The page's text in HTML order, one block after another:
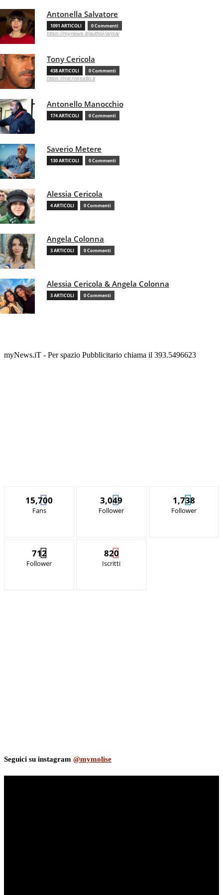
Antonella Salvatore
1091 ARTICOLI 0 Commenti
https://mynews.it/author/ansa/
Tony Cericola
438 ARTICOLI 0 Commenti
https://microstudio.it
Antonello Manocchio
174 ARTICOLI 0 Commenti
Saverio Metere
130 ARTICOLI 0 Commenti
Alessia Cericola
4 ARTICOLI 0 Commenti
Angela Colonna
3 ARTICOLI 0 Commenti
Alessia Cericola & Angela Colonna
3 ARTICOLI 0 Commenti
myNews.iT - Per spazio Pubblicitario chiama il 393.5496623
15,700
Fans
3,049
Follower
1,738
Follower
712
Follower
820
Iscritti
Seguici su instagram @mymolise